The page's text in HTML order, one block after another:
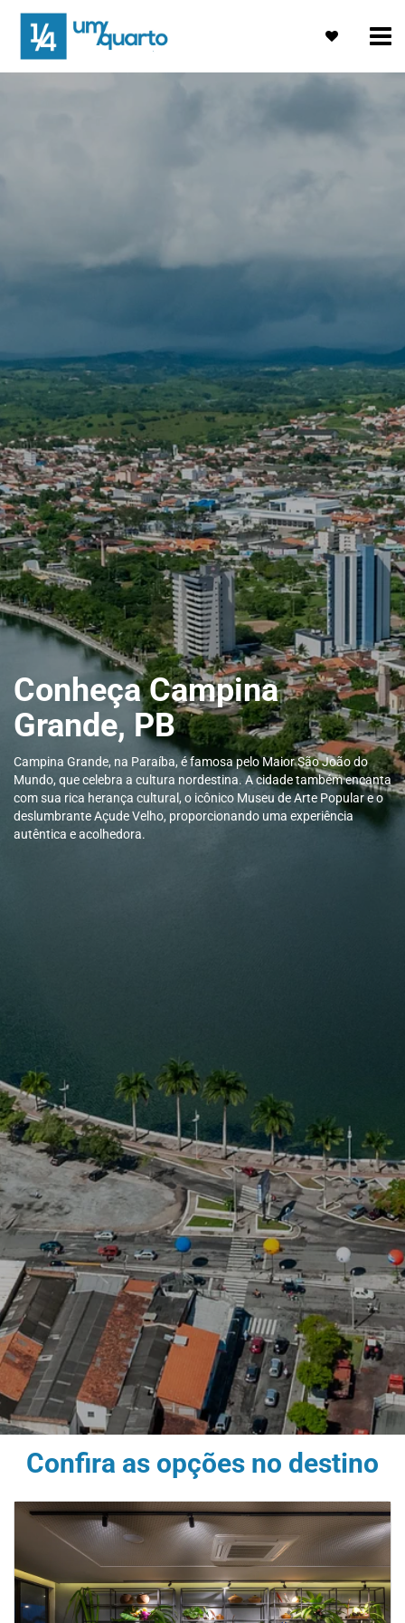
Conheça Campina
Grande, PB
Campina Grande, na Paraíba, é famosa pelo Maior São João do
Mundo, que celebra a cultura nordestina. A cidade também encanta
com sua rica herança cultural, o icônico Museu de Arte Popular e o
deslumbrante Açude Velho, proporcionando uma experiência
autêntica e acolhedora.
Confira as opções no destino